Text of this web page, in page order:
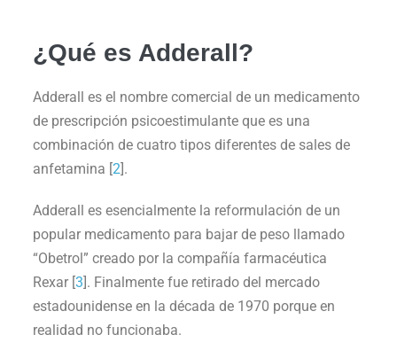
¿Qué es Adderall?
Adderall es el nombre comercial de un medicamento
de prescripción psicoestimulante que es una
combinación de cuatro tipos diferentes de sales de
anfetamina [2].
Adderall es esencialmente la reformulación de un
popular medicamento para bajar de peso llamado
“Obetrol” creado por la compañía farmacéutica
Rexar [3]. Finalmente fue retirado del mercado
estadounidense en la década de 1970 porque en
realidad no funcionaba.